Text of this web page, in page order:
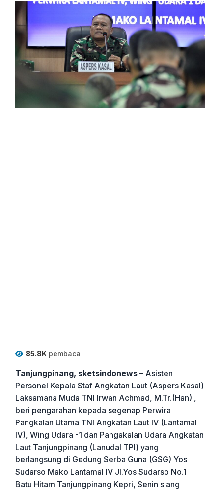
TNI
AL
Tanjungpinang
85.8K pembaca
Tanjungpinang, sketsindonews – Asisten
Personel Kepala Staf Angkatan Laut (Aspers Kasal)
Laksamana Muda TNI Irwan Achmad, M.Tr.(Han).,
beri pengarahan kepada segenap Perwira
Pangkalan Utama TNI Angkatan Laut IV (Lantamal
IV), Wing Udara -1 dan Pangakalan Udara Angkatan
Laut Tanjungpinang (Lanudal TPI) yang
berlangsung di Gedung Serba Guna (GSG) Yos
Sudarso Mako Lantamal IV Jl.Yos Sudarso No.1
Batu Hitam Tanjungpinang Kepri, Senin siang